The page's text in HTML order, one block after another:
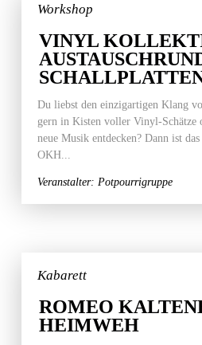
Workshop
VINYL
Du liebst den einzigartigen Klang
gern in Kisten voller Vinyl-Schätze
neue Musik entdecken? Dann ist
OKH...
Veranstalter: Potpourrigruppe
Kabarett
ROMEO
HEIMWEH